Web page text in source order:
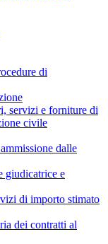
di
servizi e forniture di
civile
dalle
giudicatrice e
di importo stimato
dei contratti al